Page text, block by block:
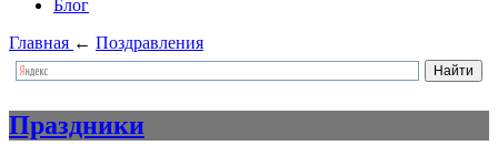
Блог
Главная ← Поздравления
Праздники